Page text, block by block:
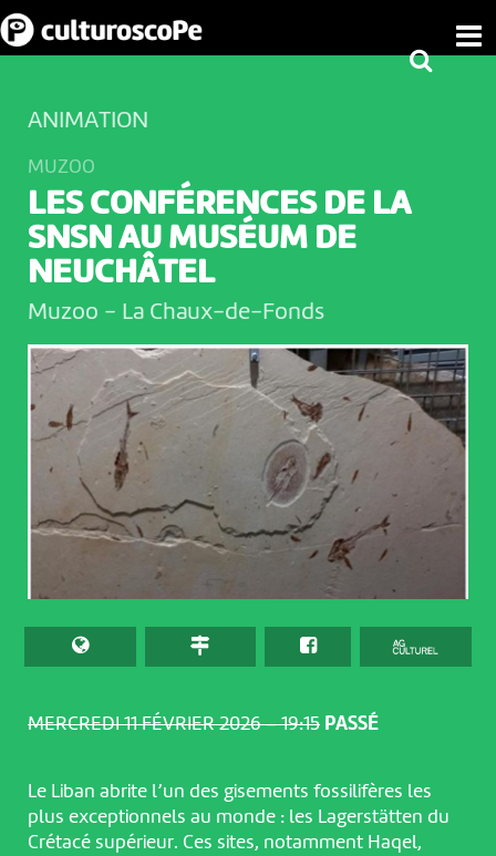
MERCREDI 11 FÉVRIER 2026 – 19:15 PASSÉ
ANIMATION
MUZOO
LES CONFÉRENCES DE LA
SNSN AU MUSÉUM DE
NEUCHÂTEL
Muzoo - La Chaux-de-Fonds
Le Liban abrite l’un des gisements fossilifères les
plus exceptionnels au monde : les Lagerstätten du
Crétacé supérieur. Ces sites, notamment Haqel,